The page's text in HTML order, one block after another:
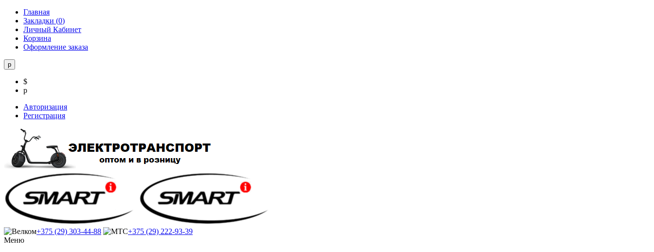
Главная
Закладки (0)
Личный Кабинет
Корзина
Оформление заказа
р
$
р
Авторизация
Регистрация
+375 (29) 303-44-88
+375 (29) 222-93-39
Меню